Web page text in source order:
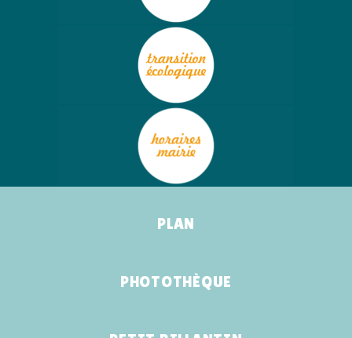
PLAN
PHOTOTHÈQUE